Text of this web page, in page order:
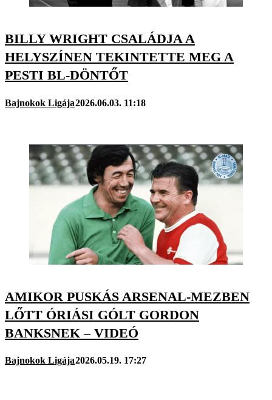
BILLY WRIGHT CSALÁDJA A
HELYSZÍNEN TEKINTETTE MEG A
PESTI BL-DÖNTŐT
Bajnokok Ligája2026.06.03. 11:18
AMIKOR PUSKÁS ARSENAL-MEZBEN
LŐTT ÓRIÁSI GÓLT GORDON
BANKSNEK – VIDEÓ
Bajnokok Ligája2026.05.19. 17:27